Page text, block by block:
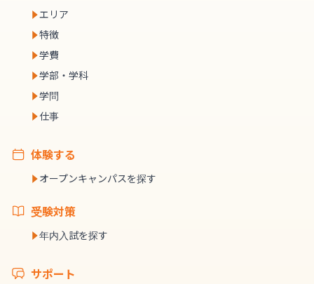
エリア
特徴
学費
学部・学科
学問
仕事
体験する
オープンキャンパスを探す
受験対策
年内入試を探す
サポート